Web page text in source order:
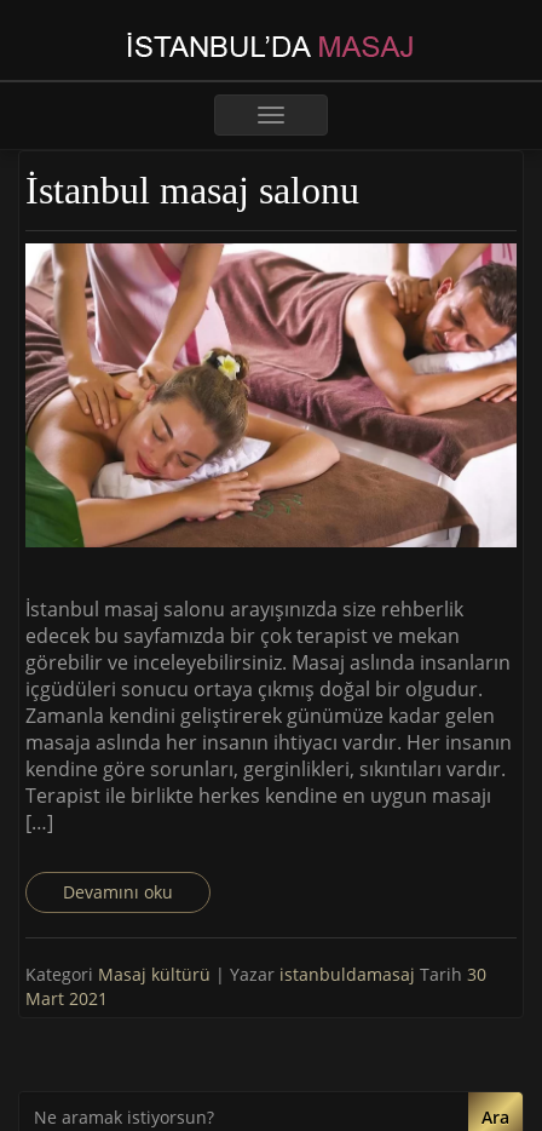
Toggle
İstanbul masaj salonu
İstanbul masaj salonu arayışınızda size rehberlik
edecek bu sayfamızda bir çok terapist ve mekan
görebilir ve inceleyebilirsiniz. Masaj aslında insanların
içgüdüleri sonucu ortaya çıkmış doğal bir olgudur.
Zamanla kendini geliştirerek günümüze kadar gelen
masaja aslında her insanın ihtiyacı vardır. Her insanın
kendine göre sorunları, gerginlikleri, sıkıntıları vardır.
Terapist ile birlikte herkes kendine en uygun masajı
[…]
Devamını oku
Kategori Masaj kültürü | Yazar istanbuldamasaj Tarih 30
Mart 2021
Ara